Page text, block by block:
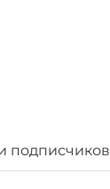
подписчиков